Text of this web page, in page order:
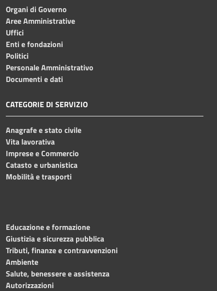
Organi di Governo
Aree Amministrative
Uffici
Enti e fondazioni
Politici
Personale Amministrativo
Documenti e dati
CATEGORIE DI SERVIZIO
Anagrafe e stato civile
Vita lavorativa
Imprese e Commercio
Catasto e urbanistica
Mobilità e trasporti
Educazione e formazione
Giustizia e sicurezza pubblica
Tributi, finanze e contravvenzioni
Ambiente
Salute, benessere e assistenza
Autorizzazioni